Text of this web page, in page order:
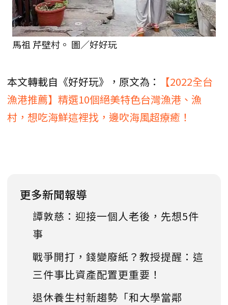
馬祖 芹壁村。 圖／好好玩
本文轉載自《好好玩》，原文為：
【2022全台
漁港推薦】精選10個絕美特色台灣漁港、漁
村，想吃海鮮這裡找，邊吹海風超療癒！
更多新聞報導
譚敦慈：迎接一個人老後，先想5件
事
戰爭開打，錢變廢紙？教授提醒：這
三件事比資產配置更重要！
退休養生村新趨勢「和大學當鄰